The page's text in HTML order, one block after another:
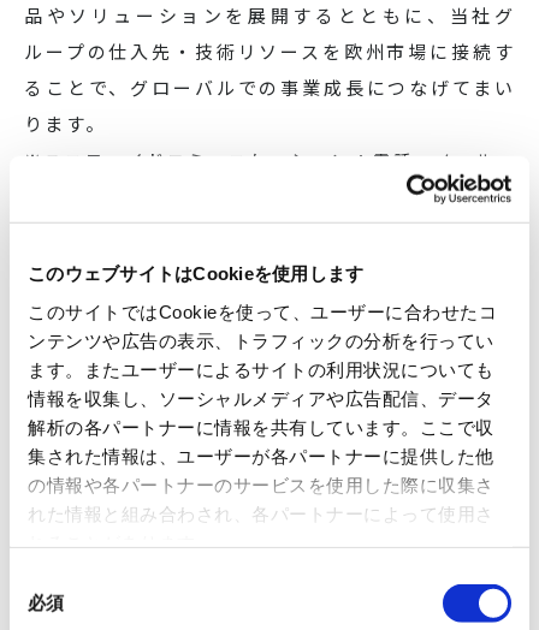
このウェブサイトはCookieを使用します
このサイトではCookieを使って、ユーザーに合わせたコ
ンテンツや広告の表示、トラフィックの分析を行ってい
ます。またユーザーによるサイトの利用状況についても
情報を収集し、ソーシャルメディアや広告配信、データ
解析の各パートナーに情報を共有しています。ここで収
集された情報は、ユーザーが各パートナーに提供した他
の情報や各パートナーのサービスを使用した際に収集さ
れた情報と組み合わされ、各パートナーによって使用さ
必須
品やソリューションを展開するとともに、当社グ
ループの仕入先・技術リソースを欧州市場に接続す
ることで、グローバルでの事業成長につなげてまい
ります。
※ユニファイドコミュニケーション：電話、メール、
チャット、Web会議等の分散した通信手段を一つに統
合し、時間や場所を問わず最適な手段で連絡を取り合え
る環境を実現する基盤技術。
▶ TOPAS社の概要
（1）取得対
象会社
TOPAS electronic AG
（2）所在地
Großer Kolonnenweg 18C3, D-
Germany
（3）代表者
Ulf Zell
（4）事業内
欧州の産業機器、通信、医療、計